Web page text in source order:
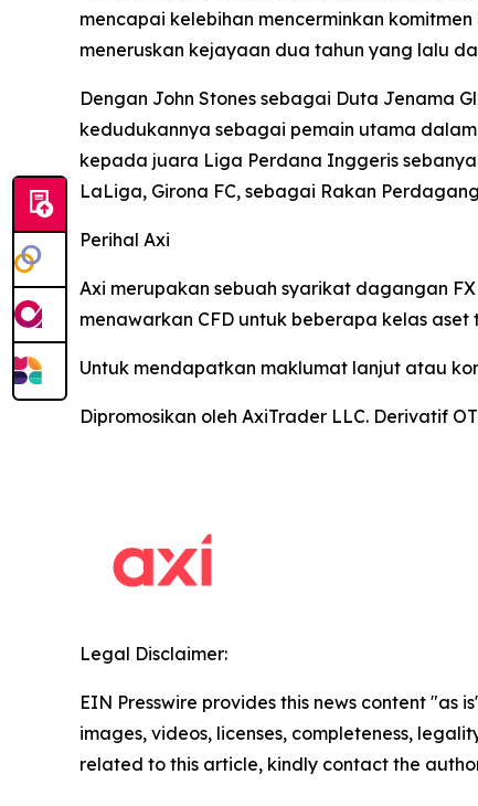
mencapai kelebihan mencerminkan
meneruskan kejayaan dua tahun yang lalu
Dengan John Stones sebagai Duta Jenama
kedudukannya sebagai pemain utama
kepada juara Liga Perdana Inggeris
LaLiga, Girona FC, sebagai Rakan
Perihal Axi
Axi merupakan sebuah syarikat dagangan
menawarkan CFD untuk beberapa kelas
Untuk mendapatkan maklumat lanjut atau
Dipromosikan oleh AxiTrader LLC. Derivatif
Legal Disclaimer:
EIN Presswire provides this news content
images, videos, licenses, completeness,
related to this article, kindly contact the